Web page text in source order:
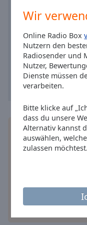
Wir
Online Radio Box
Nutzern den
Radiosender und
Nutzer,
Dienste müssen
verarbeiten.
Bitte klicke auf
dass du unsere
Alternativ kannst
auswählen,
zulassen möchtest.
Opacity
Installieren
Smartphone die
Sie Ihr